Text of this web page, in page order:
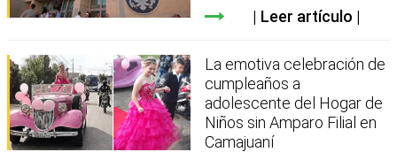
Leer artículo
La emotiva celebración de
cumpleaños a
adolescente del Hogar de
Niños sin Amparo Filial en
Camajuaní